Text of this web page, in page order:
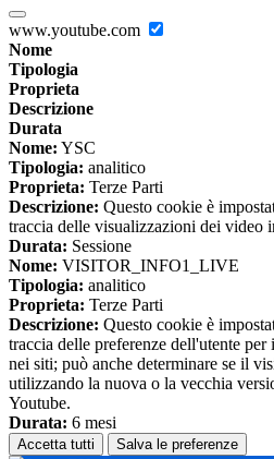
www.youtube.com
Nome
Tipologia
Proprieta
Descrizione
Durata
Nome: YSC
Tipologia: analitico
Proprieta: Terze Parti
Descrizione: Questo cookie è
traccia delle visualizzazioni dei video
Durata: Sessione
Nome: VISITOR_INFO1_LIVE
Tipologia: analitico
Proprieta: Terze Parti
Descrizione: Questo cookie è
traccia delle preferenze dell'utente
nei siti; può anche determinare se il
utilizzando la nuova o la vecchia
Youtube.
Durata: 6 mesi
Accetta tutti Salva le preferenze